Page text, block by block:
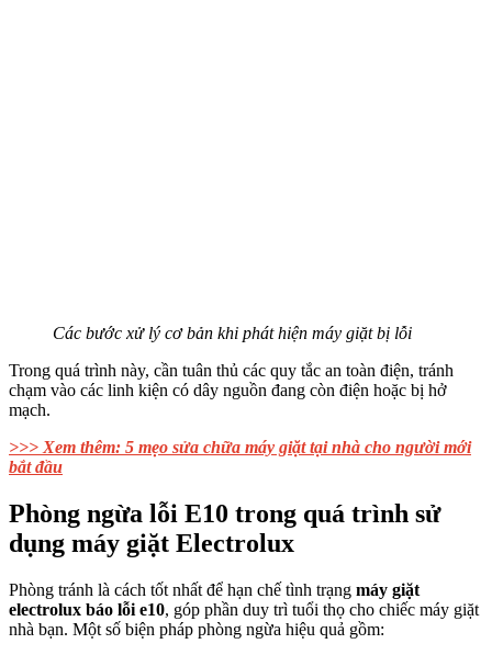
Các bước xử lý cơ bản khi phát hiện máy giặt bị lỗi
Trong quá trình này, cần tuân thủ các quy tắc an toàn điện, tránh
chạm vào các linh kiện có dây nguồn đang còn điện hoặc bị hở
mạch.
>>> Xem thêm: 5 mẹo sửa chữa máy giặt tại nhà cho người mới
bắt đầu
Phòng ngừa lỗi E10 trong quá trình sử
dụng máy giặt Electrolux
Phòng tránh là cách tốt nhất để hạn chế tình trạng máy giặt
electrolux báo lỗi e10, góp phần duy trì tuổi thọ cho chiếc máy giặt
nhà bạn. Một số biện pháp phòng ngừa hiệu quả gồm: